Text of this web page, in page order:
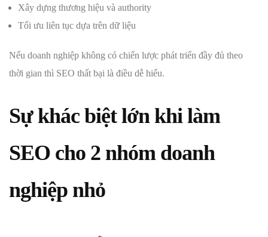
Xây dựng thương hiệu và authority
Tối ưu liên tục dựa trên dữ liệu
Nếu doanh nghiệp không có chiến lược phát triển đầy đủ theo
thời gian thì SEO thất bại là điều dễ hiểu.
Sự khác biệt lớn khi làm
SEO cho 2 nhóm doanh
nghiệp nhỏ